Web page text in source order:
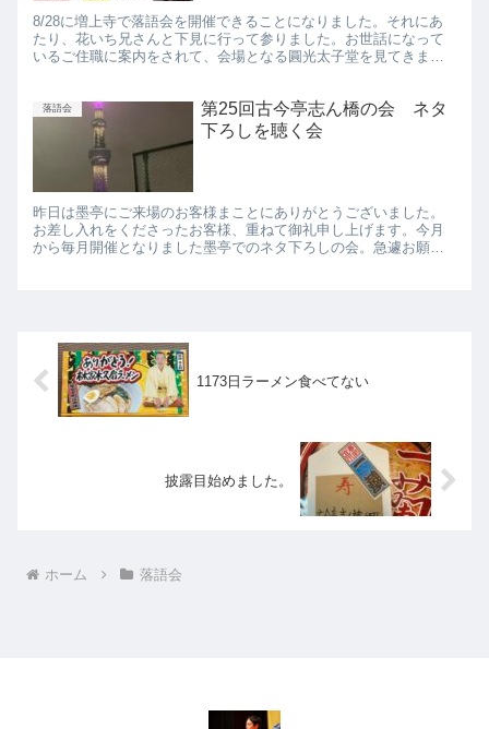
8/28に増上寺で落語会を開催できることになりました。それにあ
たり、花いち兄さんと下見に行って参りました。お世話になって
いるご住職に案内をされて、会場となる圓光太子堂を見てきまし
落語会
第25回古今亭志ん橋の会 ネタ
下ろしを聴く会
昨日は墨亭にご来場のお客様まことにありがとうございました。
お差し入れをくださったお客様、重ねて御礼申し上げます。今月
から毎月開催となりました墨亭でのネタ下ろしの会。急遽お願い
1173日ラーメン食べてない
披露目始めました。
ホーム 落語会